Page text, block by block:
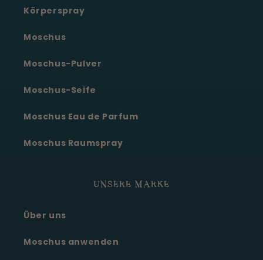
Körperspray
Moschus
Moschus-Pulver
Moschus-Seife
Moschus Eau de Parfum
Moschus Raumspray
UNSERE MARKE
Über uns
Moschus anwendenKundenservice · online